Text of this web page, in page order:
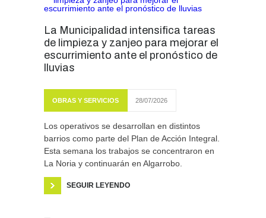
La Municipalidad intensifica tareas
de limpieza y zanjeo para mejorar el
escurrimiento ante el pronóstico de
lluvias
OBRAS Y SERVICIOS 28/07/2026
Los operativos se desarrollan en distintos
barrios como parte del Plan de Acción Integral.
Esta semana los trabajos se concentraron en
La Noria y continuarán en Algarrobo.
SEGUIR LEYENDO